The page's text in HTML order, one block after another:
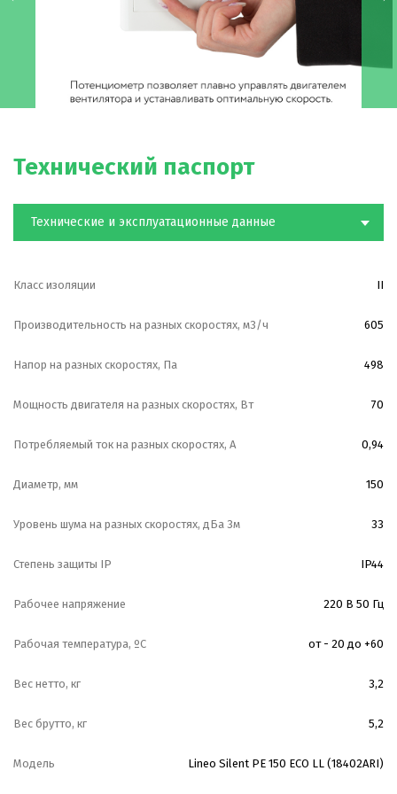
Можно применять в неотапливаемых помещениях
Присутствует контроль скорости
Конструкция:
—Потенциометр позволяет плавно управлять
скорость
Модель оснащена высокоэффективным
энергосберегающим однофазным односкоростным ЕС-
спроектированы таким образом, чтобы обеспечить
наибольший напор по сравнению с аналогичными
—Все модели комплектуются встроенной системой
элегантным настенным потенциометром с сигналом 0-10
В, который позволяет плавно управлять двигателем
в стандартный подрозетник. Длина проводов от
потенциометр соединяется с проводом при помощи
Технический паспорт
Технические и эксплуатационные данные
Класс изоляции II
Производительность на разных скоростях, м3/ч 605
Напор на разных скоростях, Па 498
Мощность двигателя на разных скоростях, Вт 70
Потребляемый ток на разных скоростях, А 0,94
Диаметр, мм 150
Уровень шума на разных скоростях, дБа 3м 33
Степень защиты IP IP44
Рабочее напряжение 220 В 50 Гц
Рабочая температура, ºС от - 20 до +60
Вес нетто, кг 3,2
Вес брутто, кг 5,2
Модель Lineo Silent PE 150 ECO LL (18402ARI)